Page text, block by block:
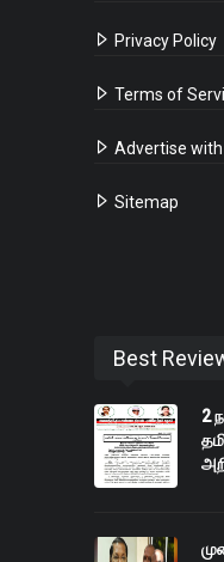
Privacy Policy
Terms of
Advertise with
Sitemap
Best
2